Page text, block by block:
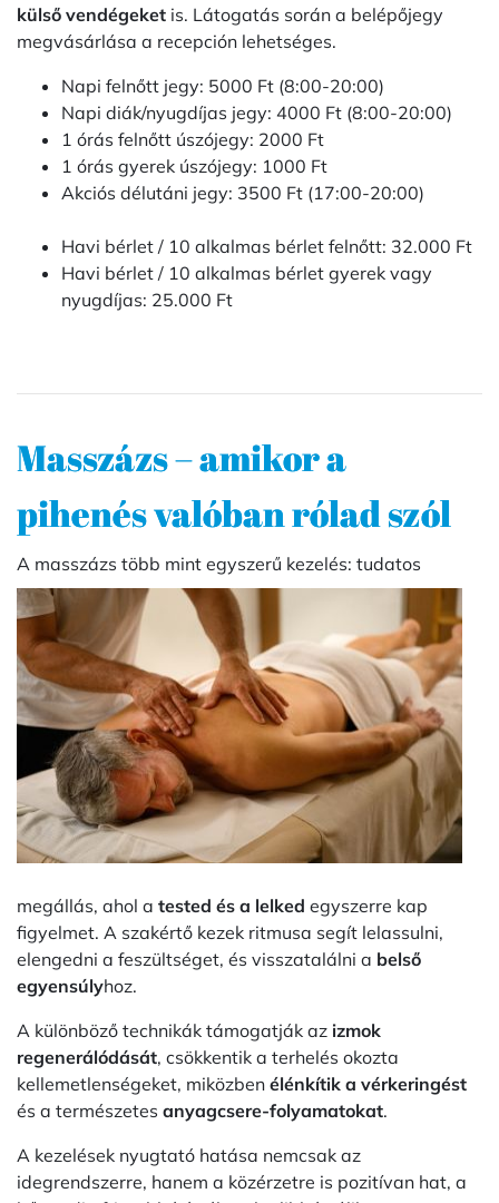
külső vendégeket is. Látogatás során a belépőjegy
megvásárlása a recepción lehetséges.
Napi felnőtt jegy: 5000 Ft (8:00-20:00)
Napi diák/nyugdíjas jegy: 4000 Ft (8:00-20:00)
1 órás felnőtt úszójegy: 2000 Ft
1 órás gyerek úszójegy: 1000 Ft
Akciós délutáni jegy: 3500 Ft (17:00-20:00)
Havi bérlet / 10 alkalmas bérlet felnőtt: 32.000 Ft
Havi bérlet / 10 alkalmas bérlet gyerek vagy
nyugdíjas: 25.000 Ft
Masszázs – amikor a
pihenés valóban rólad szól
A masszázs több mint egyszerű kezelés: tudatos
megállás, ahol a tested és a lelked egyszerre kap
figyelmet. A szakértő kezek ritmusa segít lelassulni,
elengedni a feszültséget, és visszatalálni a belső
egyensúlyhoz.
A különböző technikák támogatják az izmok
regenerálódását, csökkentik a terhelés okozta
kellemetlenségeket, miközben élénkítik a vérkeringést
és a természetes anyagcsere-folyamatokat.
A kezelések nyugtató hatása nemcsak az
idegrendszerre, hanem a közérzetre is pozitívan hat, a